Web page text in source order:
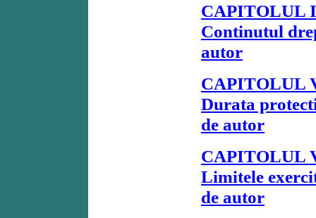
CAPITOLUL
Continutul
autor
CAPITOLUL
Durata
de autor
CAPITOLUL
Limitele
de autor